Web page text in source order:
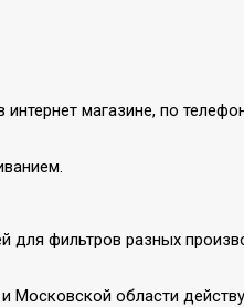
магазине, по
для фильтров разных
области